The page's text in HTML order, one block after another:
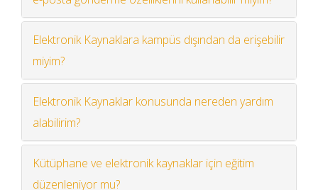
Elektronik Kaynaklara kampüs dışından da erişebilir
miyim?
Elektronik Kaynaklar konusunda nereden yardım
alabilirim?
Kütüphane ve elektronik kaynaklar için eğitim
düzenleniyor mu?